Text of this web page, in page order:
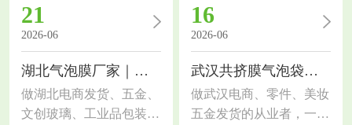
韧性强、抗穿刺，挤压后不易瘪泡；回收料薄膜偏脆，短
途尚可，长途物流缓冲效果大打折扣。同样的报价，膜克
重、气泡大小存在差异，直观感受很难分辨，也是价格差
21
2026-06
湖北气泡膜厂家｜包装选材干货，电商工厂通用指南
做湖北电商发货、五金、
文创玻璃、工业品包装的
16
2026-06
武汉共挤膜气泡袋｜包装选材干货，电商工厂都适用
做武汉电商、零件、美妆
五金发货的从业者，一定